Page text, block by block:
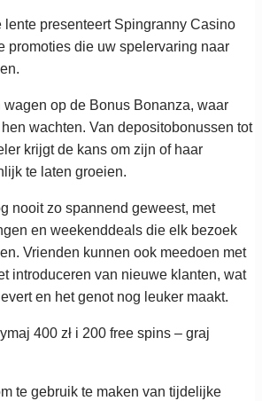
lente presenteert Spingranny Casino
promoties die uw spelervaring naar
op de Bonus Bonanza, waar
wachten. Van depositobonussen tot
krijgt de kans om zijn of haar
te laten groeien.
nooit zo spannend geweest, met
en weekenddeals die elk bezoek
Vrienden kunnen ook meedoen met
introduceren van nieuwe klanten, wat
en het genot nog leuker maakt.
te gebruik te maken van tijdelijke